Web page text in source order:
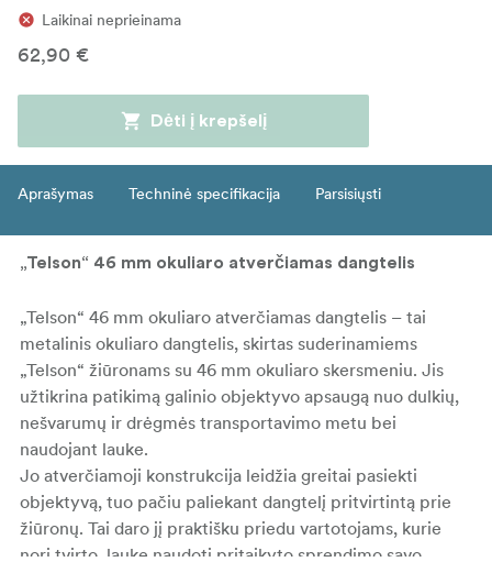
Laikinai neprieinama
62,90 €
Dėti į krepšelį
Aprašymas Techninė specifikacija Parsisiųsti
„Telson“ 46 mm okuliaro atverčiamas dangtelis
„Telson“ 46 mm okuliaro atverčiamas dangtelis – tai
metalinis okuliaro dangtelis, skirtas suderinamiems
„Telson“ žiūronams su 46 mm okuliaro skersmeniu. Jis
užtikrina patikimą galinio objektyvo apsaugą nuo dulkių,
nešvarumų ir drėgmės transportavimo metu bei
naudojant lauke.
Jo atverčiamoji konstrukcija leidžia greitai pasiekti
objektyvą, tuo pačiu paliekant dangtelį pritvirtintą prie
žiūronų. Tai daro jį praktišku priedu vartotojams, kurie
nori tvirto, lauke naudoti pritaikyto sprendimo savo